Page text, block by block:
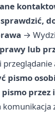
sprawdzić,
→
lub
pismo
pismo
komunikacja